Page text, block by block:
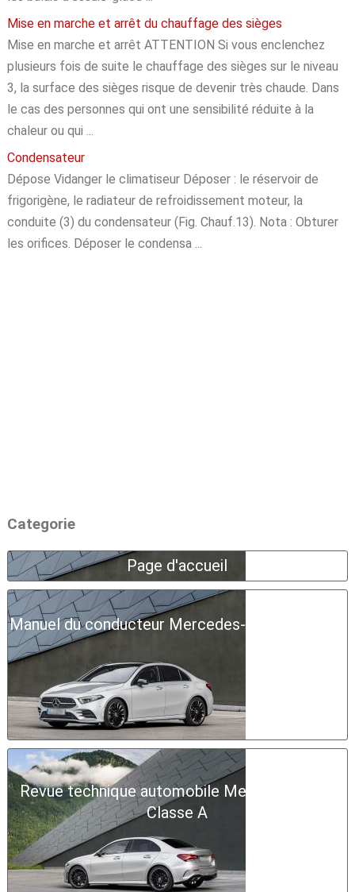
Mise en marche et arrêt du chauffage des sièges
Mise en marche et arrêt ATTENTION Si vous enclenchez
plusieurs fois de suite le chauffage des sièges sur le niveau
3, la surface des sièges risque de devenir très chaude. Dans
le cas des personnes qui ont une sensibilité réduite à la
chaleur ou qui ...
Condensateur
Dépose Vidanger le climatiseur Déposer : le réservoir de
frigorigène, le radiateur de refroidissement moteur, la
conduite (3) du condensateur (Fig. Chauf.13). Nota : Obturer
les orifices. Déposer le condensa ...
Categorie
Page d'accueil
Manuel du conducteur Mercedes-Benz Classe A
Revue technique automobile Mercedes-Benz
Classe A